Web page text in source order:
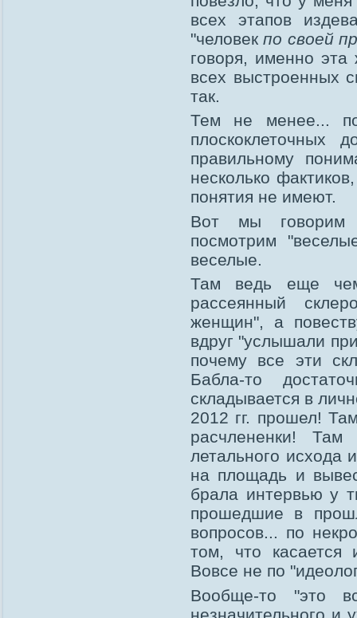
всех этапов
"человекпо своей
говоря, именно эта
всех выстроенных
так.
Тем не менее...
плоскоклеточных
правильному
несколько
понятия не имеют.
Вот мы говорим
посмотрим
веселые.
Там ведь еще чем
рассеянный
женщин", а
вдруг "услышали
почему все эти
Бабла-то
складывается в
2012 гг. прошел!
расчлененки! Там
летального исхода
на площадь и
брала интервью у
прошедшие в
вопросов... по
том, что
Вовсе не по
Вообще-то "это
незначительного и